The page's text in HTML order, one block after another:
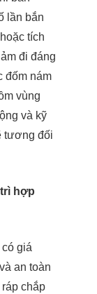
lần bắn
tích
đi đáng
đốm nám
vùng
và kỹ
tương đối
hợp
giá
an toàn
chắp